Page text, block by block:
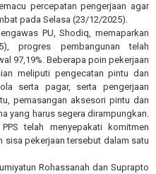
percepatan pengerjaan agar
pada Selasa (23/12/2025).
PU, Shodiq, memaparkan
progres pembangunan telah
97,19%. Beberapa poin pekerjaan
meliputi pengecatan pintu dan
serta pagar, serta pengerjaan
pemasangan aksesori pintu dan
yang harus segera dirampungkan.
telah menyepakati komitmen
sisa pekerjaan tersebut dalam satu
Rohassanah dan Suprapto